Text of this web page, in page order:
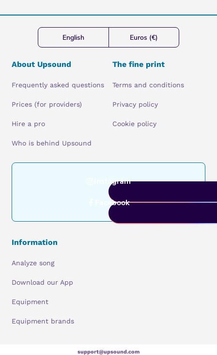
English Euros (€)
About Upsound
Frequently asked questions
Prices (for providers)
Hire a pro
Who is behind Upsound
The fine print
Terms and conditions
Privacy policy
Cookie policy
Instagram
Facebook
Information
Analyze song
Download our App
Equipment
Equipment brands
support@upsound.com